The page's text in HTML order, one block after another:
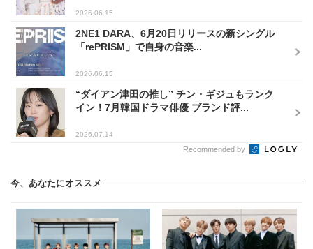
2026.06.15
2NE1 DARA、6月20日リリースの新シングル
「rePRISM」で自身の音楽...
2026.06.15
“ダイアン津田の推し” チン・ギジュもランク
イン！7月韓国ドラマ俳優 ブランド評...
2026.07.14
Recommended by
今、あなたにオススメ